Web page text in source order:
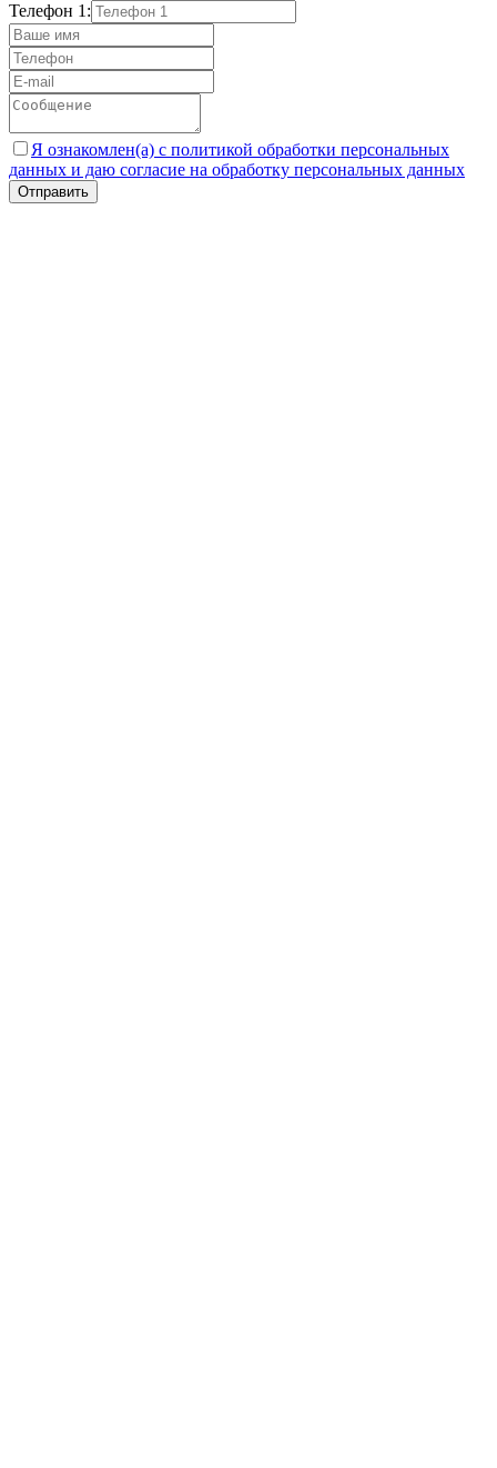
Телефон 1:
Я ознакомлен(а) с политикой обработки персональных
данных и даю согласие на обработку персональных данных